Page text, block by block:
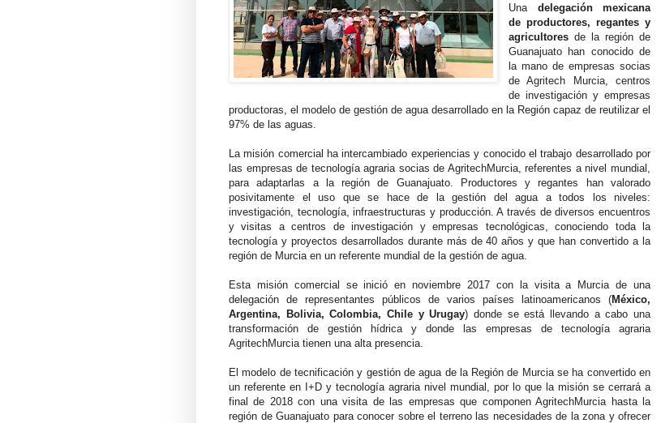
Una delegación mexicana
de productores, regantes y
agricultores de la región de
Guanajuato han conocido de
la mano de empresas socias
de Agritech Murcia, centros
de investigación y empresas
productoras, el modelo de gestión de agua desarrollado en la Región capaz de reutilizar el
97% de las aguas.
La misión comercial ha intercambiado experiencias y conocido el trabajo desarrollado por
las empresas de tecnología agraria socias de AgritechMurcia, referentes a nivel mundial,
para adaptarlas a la región de Guanajuato. Productores y regantes han valorado
posivitamente el uso que se hace de la gestión del agua a todos los niveles:
investigación, tecnología, infraestructuras y producción. A través de diversos encuentros
y visitas a centros de investigación y empresas tecnológicas, conociendo toda la
tecnología y proyectos desarrollados durante más de 40 años y que han convertido a la
región de Murcia en un referente mundial de la gestión de agua.
Esta misión comercial se inició en noviembre 2017 con la visita a Murcia de una
delegación de representantes públicos de varios países latinoamericanos (México,
Argentina, Bolivia, Colombia, Chile y Urugay) donde se está llevando a cabo una
transformación de gestión hídrica y donde las empresas de tecnología agraria
AgritechMurcia tienen una alta presencia.
El modelo de tecnificación y gestión de agua de la Región de Murcia se ha convertido en
un referente en I+D y tecnología agraria nivel mundial, por lo que la misión se cerrará a
final de 2018 con una visita de las empresas que componen AgritechMurcia hasta la
región de Guanajuato para conocer sobre el terreno las necesidades de la zona y ofrecer